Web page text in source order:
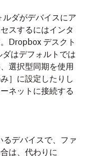
ダがデバイスにア
スするにはインタ
Dropbox デスクト
はデフォルトでは
選択型同期を使用
］に設定したりし
ネットに接続する
デバイスで、ファ
は、代わりに